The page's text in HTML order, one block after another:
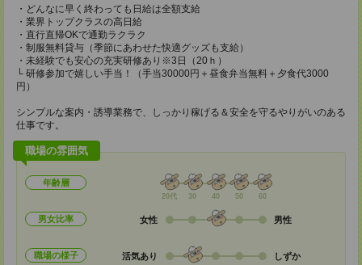
・どんなに早く終わっても日給は全額支給
・業界トップクラスの高日給
・直行直帰OKで通勤ラクラク
・制服無料貸与（季節にあわせた快適グッズも支給）
・未経験でも安心の充実研修あり※3日（20ｈ）
└ 研修参加で嬉しい手当！（手当30000円＋昼食弁当無料＋夕食代3000
円）
シンプルな案内・誘導業務で、しっかり稼げる＆安全を守るやりがいのある
仕事です。
職場の雰囲気
年齢層
20代 30 40 50 60
男女比率 女性 男性
職場の様子 活気あり しずか